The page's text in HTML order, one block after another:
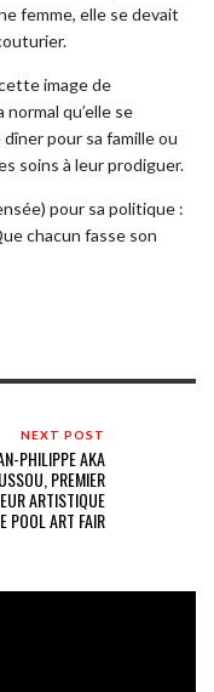
femme, elle se devait
image de
qu’elle se
pour sa famille ou
soins à leur prodiguer.
pour sa politique :
chacun fasse son
NEXT POST
PHILIPPE AKA
PREMIER
ARTISTIQUE
POOL ART FAIR